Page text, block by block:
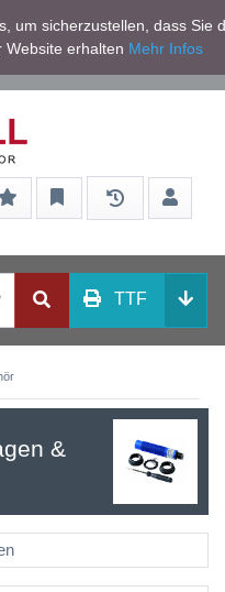
Service/Hilfe
Netto zzgl.
Mwst
TTF
&
um sicherzustellen, dass Sie
Website erhalten Mehr Infos